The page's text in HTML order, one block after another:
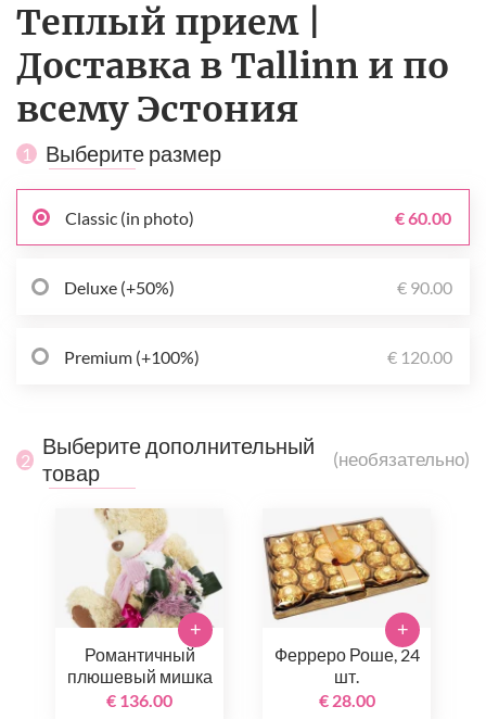
Теплый прием |
Доставка в Tallinn и по
всему Эстония
1 Выберите размер
Classic (in photo) € 60.00
Deluxe (+50%) € 90.00
Premium (+100%) € 120.00
2
Выберите дополнительный
товар
(необязательно)
Романтичный
плюшевый мишка
€ 136.00
+
Ферреро Роше, 24
шт.
€ 28.00
+